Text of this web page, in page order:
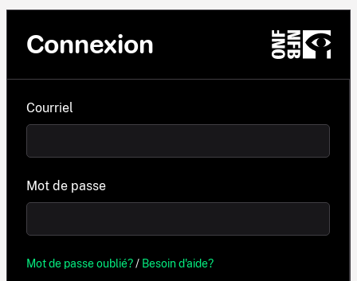
Connexion
Courriel
Mot de passe
Mot de passe oublié?/ Besoin d'aide?